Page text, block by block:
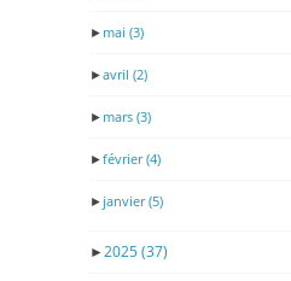
► mai (3)
►avril (2)
► mars (3)
►février(4)
► janvier(5)
►2025(37)